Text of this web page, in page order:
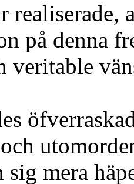
realiserade,
på denna
veritable
sig mera